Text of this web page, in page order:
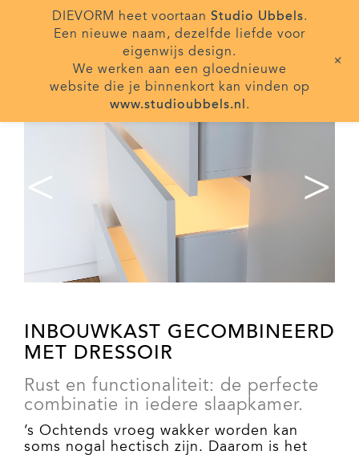
< >
INBOUWKAST GECOMBINEERD
MET DRESSOIR
Rust en functionaliteit: de perfecte
combinatie in iedere slaapkamer.
’s Ochtends vroeg wakker worden kan
soms nogal hectisch zijn. Daarom is het
DIEVORM heet voortaan Studio Ubbels.
Een nieuwe naam, dezelfde liefde voor
eigenwijs design.
We werken aan een gloednieuwe
website die je binnenkort kan vinden op
www.studioubbels.nl .
+